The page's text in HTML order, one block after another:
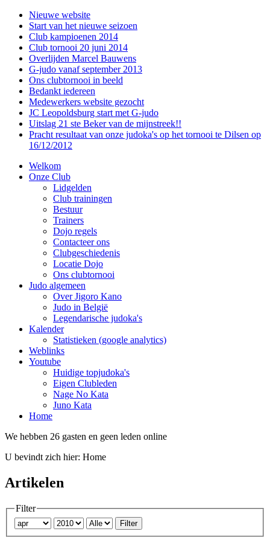
Nieuwe website
Start van het nieuwe seizoen
Club kampioenen 2014
Club tornooi 20 juni 2014
Overlijden Marcel Bauwens
G-judo vanaf september 2013
Ons clubtornooi in beeld
Bedankt iedereen
Medewerkers website gezocht
JC Leopoldsburg start met G-judo
Uitslag 21 ste Beker van de mijnstreek!!
Pracht resultaat van onze judoka's op het tornooi te Dilsen op
16/12/2012
Welkom
Onze Club
Lidgelden
Club trainingen
Bestuur
Trainers
Dojo regels
Contacteer ons
Clubgeschiedenis
Locatie Dojo
Ons clubtornooi
Judo algemeen
Over Jigoro Kano
Judo in België
Legendarische judoka's
Kalender
Statistieken (google analytics)
Weblinks
Youtube
Huidige topjudoka's
Eigen Clubleden
Nage No Kata
Juno Kata
Home
We hebben 26 gasten en geen leden online
U bevindt zich hier: Home
Artikelen
Filter
Filter